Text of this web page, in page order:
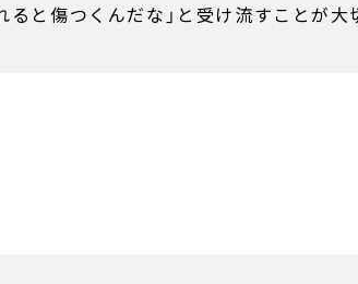
ると傷つくんだな」と受け流すことが大